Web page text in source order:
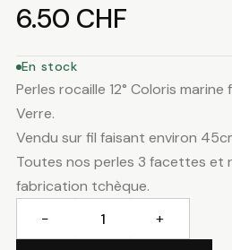
6.50 CHF
En stock
Perles rocaille 12° Coloris
Verre.
Vendu sur fil faisant environ
Toutes nos perles 3 facettes et
fabrication tchèque.
− +